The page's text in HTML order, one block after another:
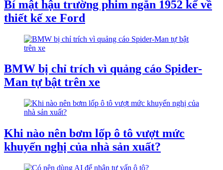
Bí mật hậu trường phim ngắn 1952 kể về
thiết kế xe Ford
BMW bị chỉ trích vì quảng cáo Spider-
Man tự bật trên xe
Khi nào nên bơm lốp ô tô vượt mức
khuyến nghị của nhà sản xuất?